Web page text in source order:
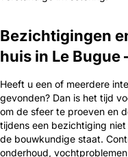
Bezichtigingen
huis in Le Bugue
Heeft u een of meerdere
gevonden? Dan is het tijd
om de sfeer te proeven en
tijdens een bezichtiging
de bouwkundige staat.
onderhoud,